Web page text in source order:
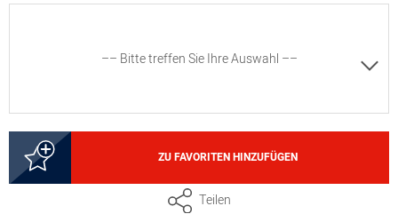
–– Bitte treffen Sie Ihre Auswahl ––
Dekortülle #30, Größe S, Motiv Welle, Ø 2-3 mm, Edelstahl
ZU FAVORITEN HINZUFÜGEN
Teilen